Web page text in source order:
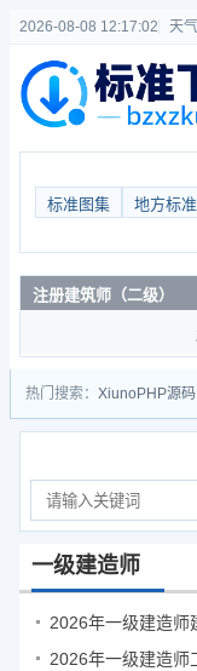
2026-08-08 12:17:03 天
标准图集 地方标准
注册建筑师（二级）
热门搜索： Xiuno PHP源码
一级建造师
2026年一级建造师
2026年一级建造师